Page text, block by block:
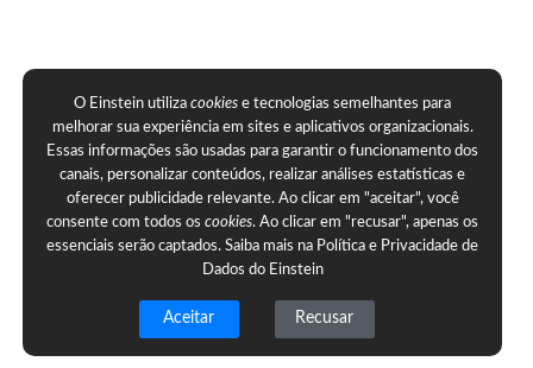
O Einstein utilizacookies e tecnologias semelhantes para
melhorar sua experiência em sites e aplicativos organizacionais.
Essas informações são usadas para garantir o funcionamento dos
canais, personalizar conteúdos, realizar análises estatísticas e
oferecer publicidade relevante. Ao clicar em "aceitar", você
consente com todos oscookies. Ao clicar em "recusar", apenas os
essenciais serão captados. Saiba mais na Política e Privacidade de
Dados do Einstein
Aceitar Recusar